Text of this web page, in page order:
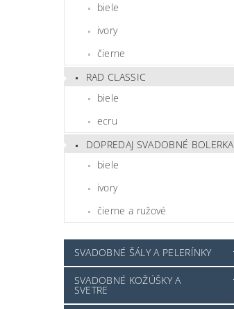
biele
ivory
čierne
RAD CLASSIC
biele
ecru
DOPREDAJ SVADOBNÉ BOLERKA
biele
ivory
čierne a ružové
SVADOBNÉ ŠÁLY A PELERÍNKY
SVADOBNÉ KOŽÚŠKY A
SVETRE